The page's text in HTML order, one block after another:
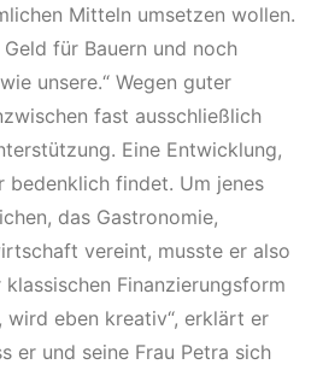
Mitteln umsetzen wollen.
für Bauern und noch
unsere.“ Wegen guter
fast ausschließlich
Eine Entwicklung,
bedenklich findet. Um jenes
das Gastronomie,
vereint, musste er also
Finanzierungsform
wird eben kreativ“, erklärt er
er und seine Frau Petra sich